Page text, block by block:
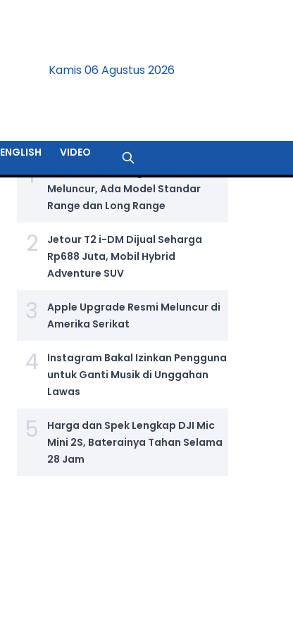
Kamis 06 Agustus 2026
ENGLISH VIDEO
1
GIIAS 2026: Wuling Aira Ev Resmi
Meluncur, Ada Model Standar
Range dan Long Range
2
Jetour T2 i-DM Dijual Seharga
Rp688 Juta, Mobil Hybrid
Adventure SUV
3
Apple Upgrade Resmi Meluncur di
Amerika Serikat
4
Instagram Bakal Izinkan Pengguna
untuk Ganti Musik di Unggahan
Lawas
5
Harga dan Spek Lengkap DJI Mic
Mini 2S, Baterainya Tahan Selama
28 Jam